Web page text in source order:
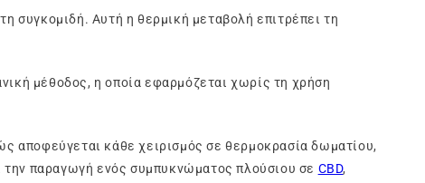
συγκομιδή. Αυτή η θερμική μεταβολή επιτρέπει τη
μέθοδος, η οποία εφαρμόζεται χωρίς τη χρήση
αποφεύγεται κάθε χειρισμός σε θερμοκρασία δωματίου,
παραγωγή ενός συμπυκνώματος πλούσιου σε CBD,